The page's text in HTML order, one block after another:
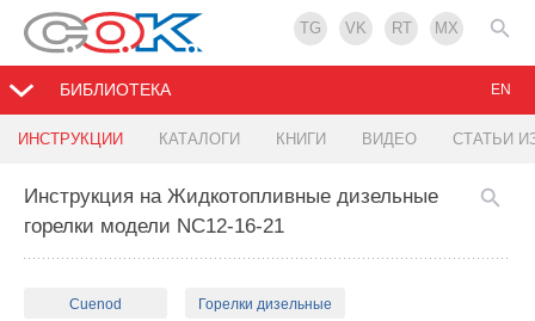
TG VK RT MX
БИБЛИОТЕКА
ИНСТРУКЦИИ КАТАЛОГИ КНИГИ ВИДЕО СТАТЬИ
EN
Инструкция на Жидкотопливные дизельные
горелки модели NC12-16-21
Cuenod Горелки дизельные